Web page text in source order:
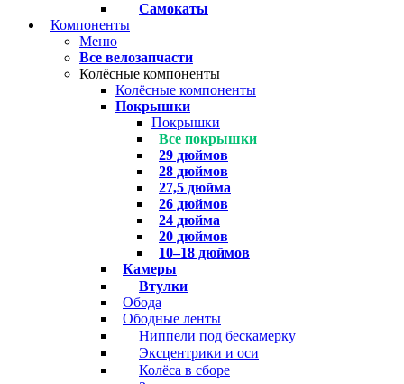
Самокаты
Компоненты
Меню
Все велозапчасти
Колёсные компоненты
Колёсные компоненты
Покрышки
Покрышки
Все покрышки
29 дюймов
28 дюймов
27,5 дюйма
26 дюймов
24 дюйма
20 дюймов
10–18 дюймов
Камеры
Втулки
Обода
Ободные ленты
Ниппели под бескамерку
Эксцентрики и оси
Колёса в сборе